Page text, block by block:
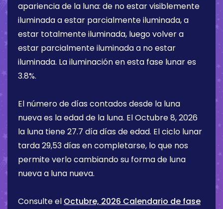
apariencia de la luna: de no estar visiblemente
iluminada a estar parcialmente iluminada, a
estar totalmente iluminada, luego volver a
estar parcialmente iluminada a no estar
iluminada. La iluminación en esta fase lunar es
3.8%.
El número de días contados desde la luna
nueva es la edad de la luna. ElOctubre 8, 2026
la luna tiene27.7 díadías de edad. El ciclo lunar
tarda 29,53 días en completarse, lo que nos
permite verlo cambiando su forma de luna
nueva a luna nueva.
Consulte el Octubre, 2026 Calendario de fase